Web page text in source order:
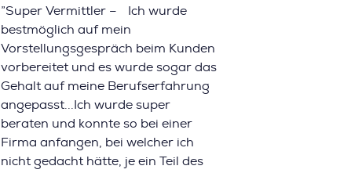
”Super Vermittler – Ich wurde
bestmöglich auf mein
Vorstellungsgespräch beim Kunden
vorbereitet und es wurde sogar das
Gehalt auf meine Berufserfahrung
angepasst...Ich wurde super
beraten und konnte so bei einer
Firma anfangen, bei welcher ich
nicht gedacht hätte, je ein Teil des